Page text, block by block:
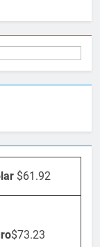
$61.92
$73.23